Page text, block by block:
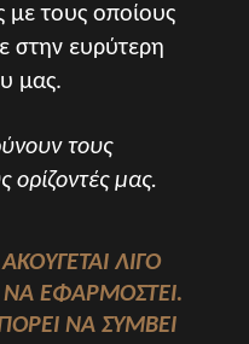
με τους οποίους
στην ευρύτερη
μας.
τους
ορίζοντές μας.
ΛΊΓΟ
ΕΦΑΡΜΟΣΤΕΊ.
ΝΑ ΣΥΜΒΕΊ